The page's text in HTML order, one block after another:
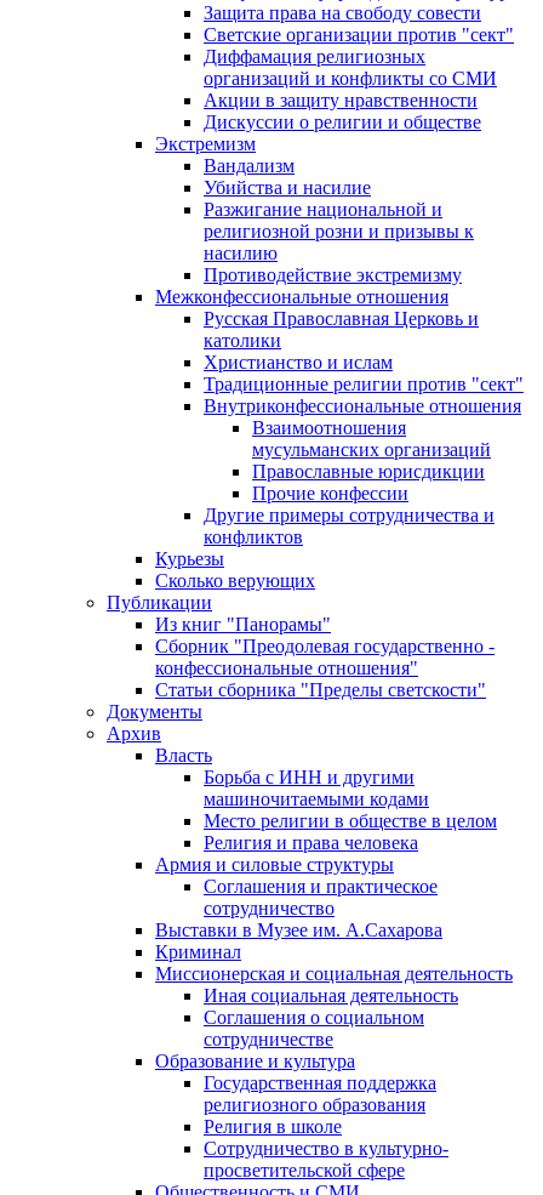
Защита права на свободу совести
Светские организации против "сект"
Диффамация религиозных
организаций и конфликты со СМИ
Акции в защиту нравственности
Дискуссии о религии и обществе
Экстремизм
Вандализм
Убийства и насилие
Разжигание национальной и
религиозной розни и призывы к
насилию
Противодействие экстремизму
Межконфессиональные отношения
Русская Православная Церковь и
католики
Христианство и ислам
Традиционные религии против "сект"
Внутриконфессиональные отношения
Взаимоотношения
мусульманских организаций
Православные юрисдикции
Прочие конфессии
Другие примеры сотрудничества и
конфликтов
Курьезы
Сколько верующих
Публикации
Из книг "Панорамы"
Сборник "Преодолевая государственно -
конфессиональные отношения"
Статьи сборника "Пределы светскости"
Документы
Архив
Власть
Борьба с ИНН и другими
машиночитаемыми кодами
Место религии в обществе в целом
Религия и права человека
Армия и силовые структуры
Соглашения и практическое
сотрудничество
Выставки в Музее им. А.Сахарова
Криминал
Миссионерская и социальная деятельность
Иная социальная деятельность
Соглашения о социальном
сотрудничестве
Образование и культура
Государственная поддержка
религиозного образования
Религия в школе
Сотрудничество в культурно-
просветительской сфере